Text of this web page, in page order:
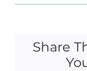
Share